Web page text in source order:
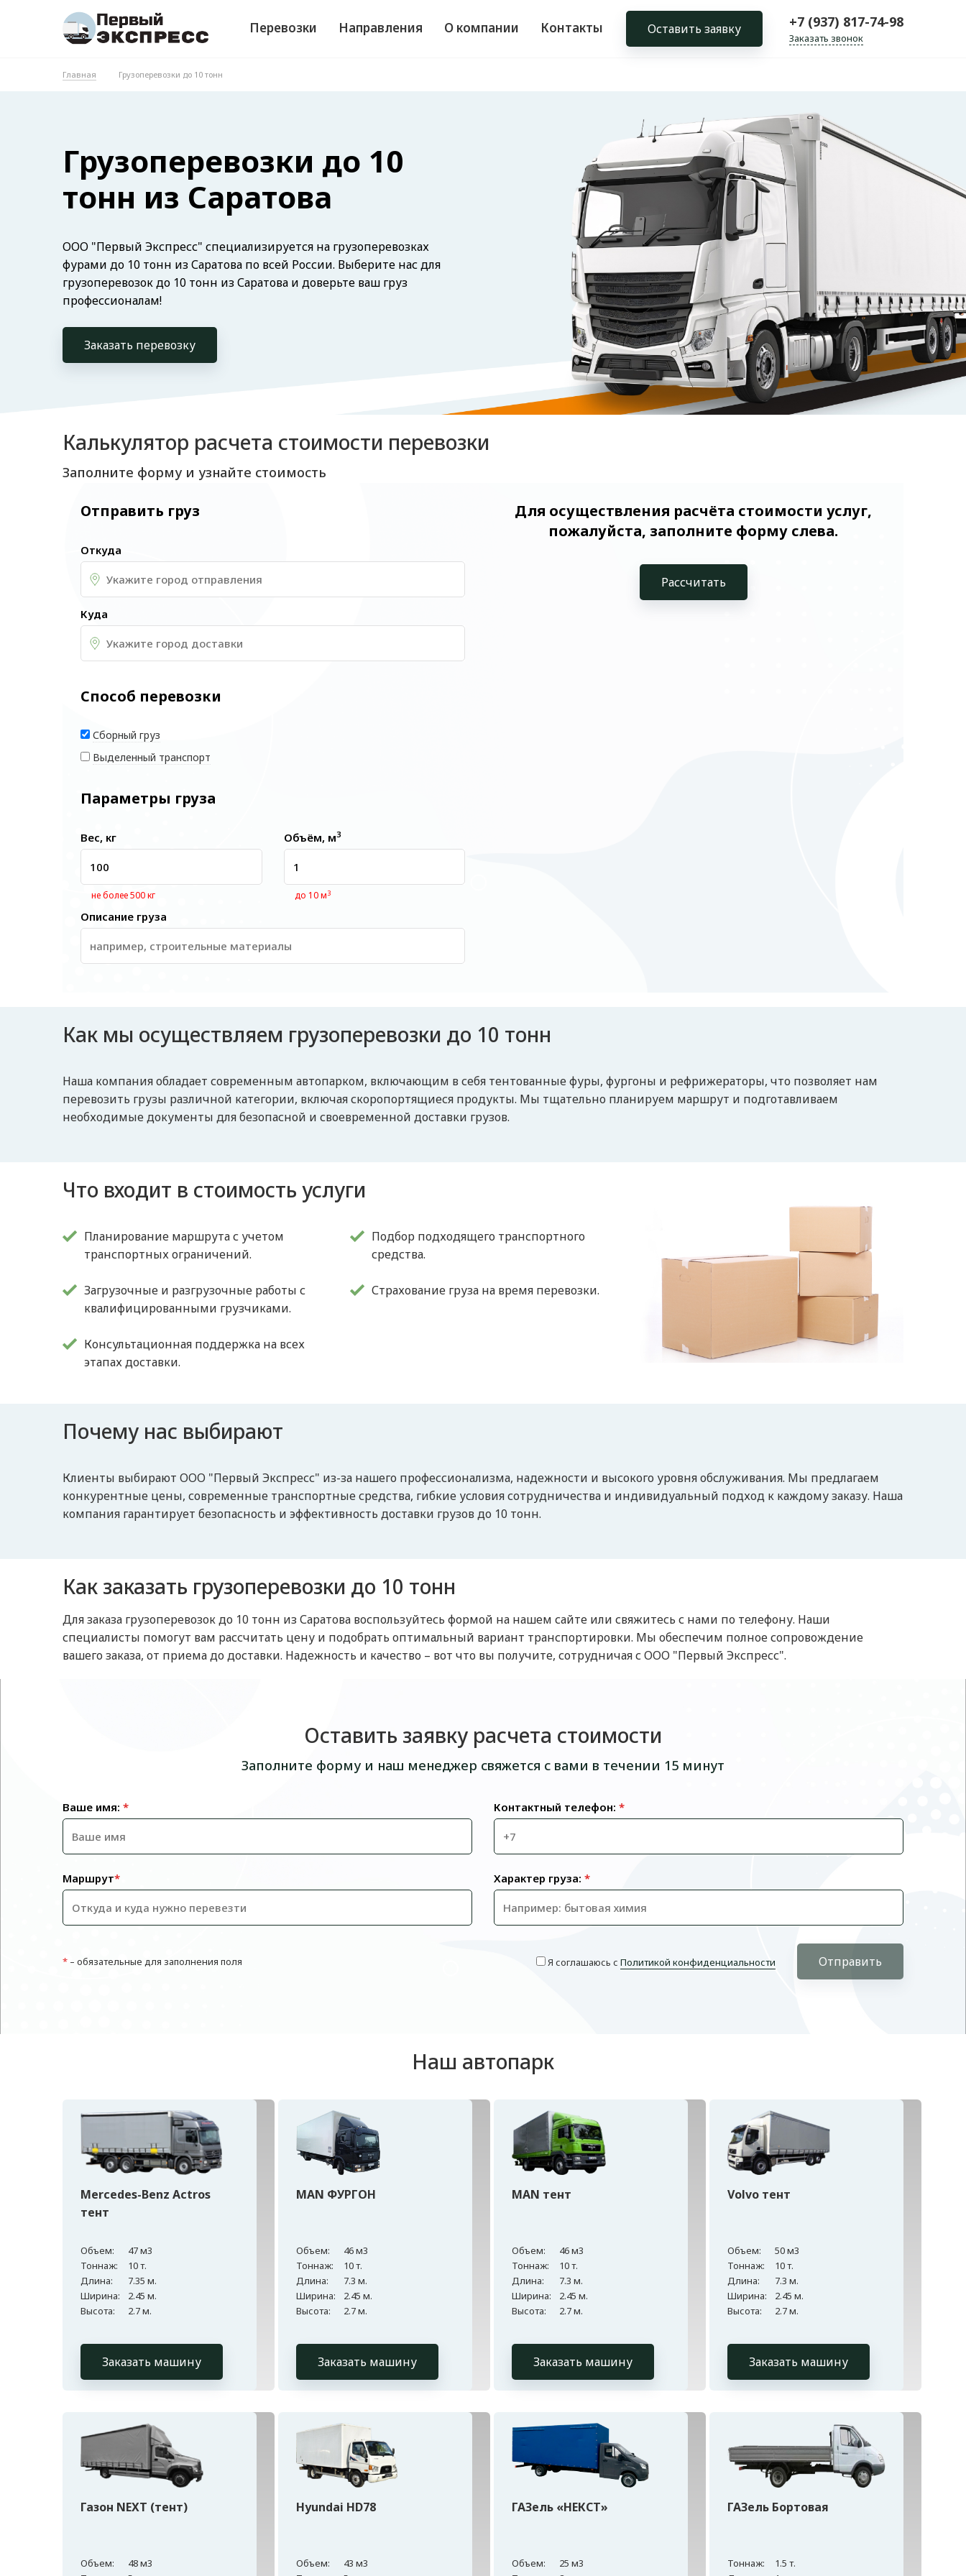
Перевозки Направления О компании Контакты Оставить заявку +7 (937) 817-74-98
Заказать звонок
Главная Грузоперевозки до 10 тонн
Грузоперевозки до 10
тонн из Саратова
ООО "Первый Экспресс" специализируется на грузоперевозках
фурами до 10 тонн из Саратова по всей России. Выберите нас для
грузоперевозок до 10 тонн из Саратова и доверьте ваш груз
профессионалам!
Заказать перевозку
Калькулятор расчета стоимости перевозки
Заполните форму и узнайте стоимость
Отправить груз
Откуда
Куда
Способ перевозки
Сборный груз
Выделенный транспорт
Параметры груза
Вес, кг
не более 500 кг
Объём, м3
до 10 м3
Описание груза
Для осуществления расчёта стоимости услуг,
пожалуйста, заполните форму слева.
Рассчитать
Как мы осуществляем грузоперевозки до 10 тонн
Наша компания обладает современным автопарком, включающим в себя тентованные фуры, фургоны и рефрижераторы, что позволяет нам
перевозить грузы различной категории, включая скоропортящиеся продукты. Мы тщательно планируем маршрут и подготавливаем
необходимые документы для безопасной и своевременной доставки грузов.
Что входит в стоимость услуги
Планирование маршрута с учетом
транспортных ограничений.
Подбор подходящего транспортного
средства.
Загрузочные и разгрузочные работы с
квалифицированными грузчиками.
Страхование груза на время перевозки.
Консультационная поддержка на всех
этапах доставки.
Почему нас выбирают
Клиенты выбирают ООО "Первый Экспресс" из-за нашего профессионализма, надежности и высокого уровня обслуживания. Мы предлагаем
конкурентные цены, современные транспортные средства, гибкие условия сотрудничества и индивидуальный подход к каждому заказу. Наша
компания гарантирует безопасность и эффективность доставки грузов до 10 тонн.
Как заказать грузоперевозки до 10 тонн
Для заказа грузоперевозок до 10 тонн из Саратова воспользуйтесь формой на нашем сайте или свяжитесь с нами по телефону. Наши
специалисты помогут вам рассчитать цену и подобрать оптимальный вариант транспортировки. Мы обеспечим полное сопровождение
вашего заказа, от приема до доставки. Надежность и качество – вот что вы получите, сотрудничая с ООО "Первый Экспресс".
Оставить заявку расчета стоимости
Заполните форму и наш менеджер свяжется с вами в течении 15 минут
Ваше имя: * Контактный телефон: *
Маршрут* Характер груза: *
* – обязательные для заполнения поля Я соглашаюсь с Политикой конфиденциальности Отправить
Наш автопарк
Mercedes-Benz Actros
тент
Объем:
47 м3
Тоннаж:
10 т.
Длина:
7.35 м.
Ширина:
2.45 м.
Высота:
2.7 м.
Заказать машину
MAN ФУРГОН
Объем:
46 м3
Тоннаж:
10 т.
Длина:
7.3 м.
Ширина:
2.45 м.
Высота:
2.7 м.
Заказать машину
MAN тент
Объем:
46 м3
Тоннаж:
10 т.
Длина:
7.3 м.
Ширина:
2.45 м.
Высота:
2.7 м.
Заказать машину
Volvo тент
Объем:
50 м3
Тоннаж:
10 т.
Длина:
7.3 м.
Ширина:
2.45 м.
Высота:
2.7 м.
Заказать машину
Газон NEXT (тент)
Объем:
48 м3
Hyundai HD78
Объем:
43 м3
ГАЗель «НЕКСТ»
Объем:
25 м3
ГАЗель Бортовая
Тоннаж:
1.5 т.